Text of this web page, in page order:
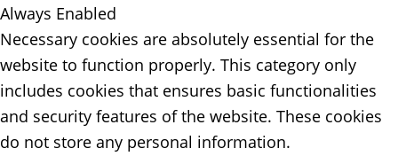
Always Enabled
Necessary cookies are absolutely essential for the
website to function properly. This category only
includes cookies that ensures basic functionalities
and security features of the website. These cookies
do not store any personal information.